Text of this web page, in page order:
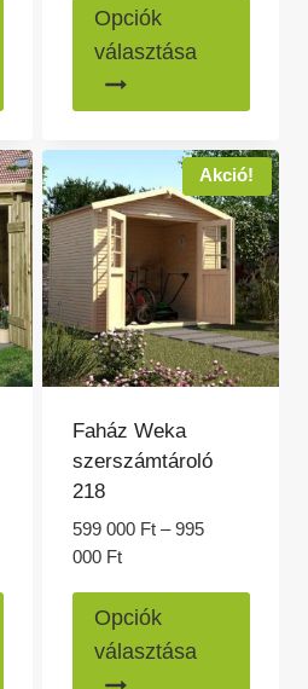
több
van.
A
változatok
a
termékoldalon
választhatók
ki
000 Ft
-
000 Ft
Opciók
választása
több
van.
A
a
ki
Akció!
Faház Weka
szerszámtároló
218
599 000 Ft – 995
000 FtÁrtartomány:
000 Ft
-
Opciók
választása